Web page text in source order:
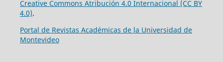
Creative Commons Atribución 4.0 Internacional (CC BY
4.0).
Portal de Revistas Académicas de la Universidad de
Montevideo